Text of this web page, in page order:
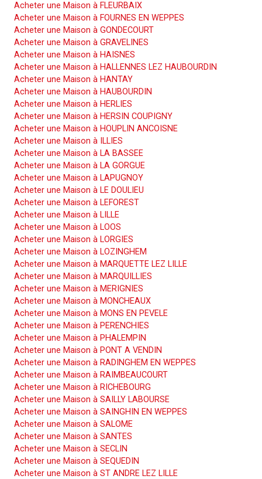
Acheter une Maison à FLEURBAIX
Acheter une Maison à FOURNES EN WEPPES
Acheter une Maison à GONDECOURT
Acheter une Maison à GRAVELINES
Acheter une Maison à HAISNES
Acheter une Maison à HALLENNES LEZ HAUBOURDIN
Acheter une Maison à HANTAY
Acheter une Maison à HAUBOURDIN
Acheter une Maison à HERLIES
Acheter une Maison à HERSIN COUPIGNY
Acheter une Maison à HOUPLIN ANCOISNE
Acheter une Maison à ILLIES
Acheter une Maison à LA BASSEE
Acheter une Maison à LA GORGUE
Acheter une Maison à LAPUGNOY
Acheter une Maison à LE DOULIEU
Acheter une Maison à LEFOREST
Acheter une Maison à LILLE
Acheter une Maison à LOOS
Acheter une Maison à LORGIES
Acheter une Maison à LOZINGHEM
Acheter une Maison à MARQUETTE LEZ LILLE
Acheter une Maison à MARQUILLIES
Acheter une Maison à MERIGNIES
Acheter une Maison à MONCHEAUX
Acheter une Maison à MONS EN PEVELE
Acheter une Maison à PERENCHIES
Acheter une Maison à PHALEMPIN
Acheter une Maison à PONT A VENDIN
Acheter une Maison à RADINGHEM EN WEPPES
Acheter une Maison à RAIMBEAUCOURT
Acheter une Maison à RICHEBOURG
Acheter une Maison à SAILLY LABOURSE
Acheter une Maison à SAINGHIN EN WEPPES
Acheter une Maison à SALOME
Acheter une Maison à SANTES
Acheter une Maison à SECLIN
Acheter une Maison à SEQUEDIN
Acheter une Maison à ST ANDRE LEZ LILLE